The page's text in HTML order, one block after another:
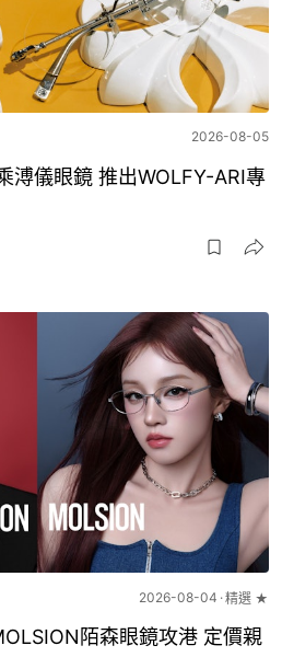
2026-08-05
溥儀眼鏡 推出WOLFY-ARI專
2026-08-04 精選 ★
陌森眼鏡攻港 定價親